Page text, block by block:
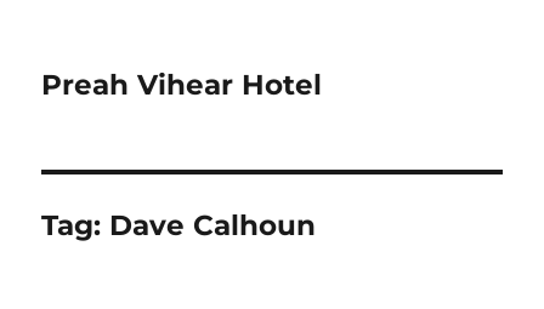
Preah Vihear Hotel
Tag: Dave Calhoun